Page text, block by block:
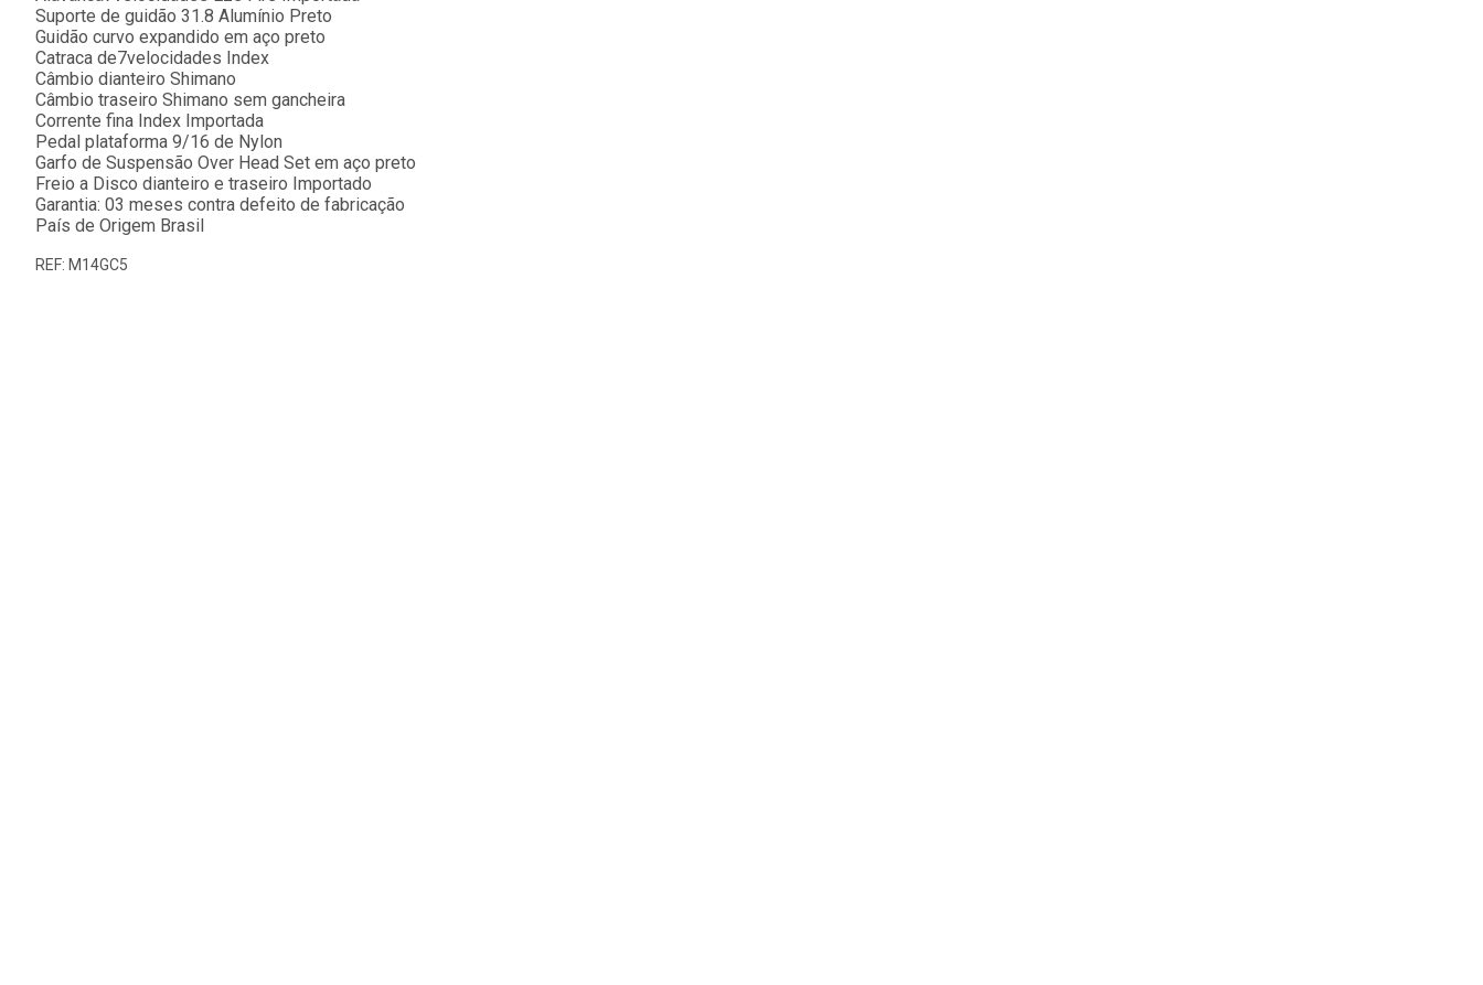
Suporte de guidão 31.8 Alumínio Preto
Guidão curvo expandido em aço preto
Catraca de7velocidades Index
Câmbio dianteiro Shimano
Câmbio traseiro Shimano sem gancheira
Corrente fina Index Importada
Pedal plataforma 9/16 de Nylon
Garfo de Suspensão Over Head Set em aço preto
Freio a Disco dianteiro e traseiro Importado
Garantia: 03 meses contra defeito de fabricação
País de Origem Brasil
REF: M14GC5